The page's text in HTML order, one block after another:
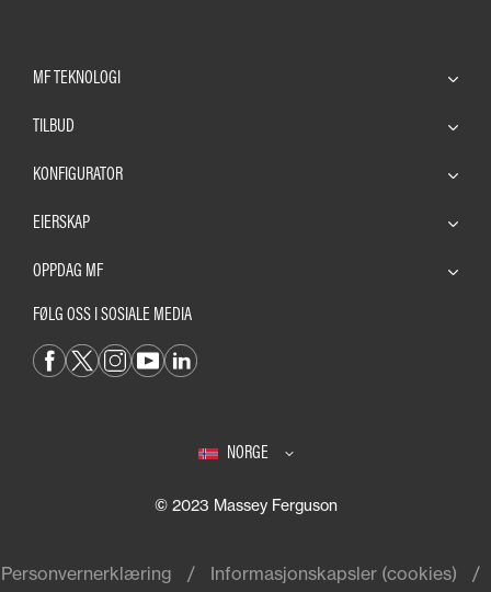
MF TEKNOLOGI
TILBUD
KONFIGURATOR
EIERSKAP
OPPDAG MF
FØLG OSS I SOSIALE MEDIA
NORGE
© 2023 Massey Ferguson
Personvernerklæring
Informasjonskapsler (cookies)